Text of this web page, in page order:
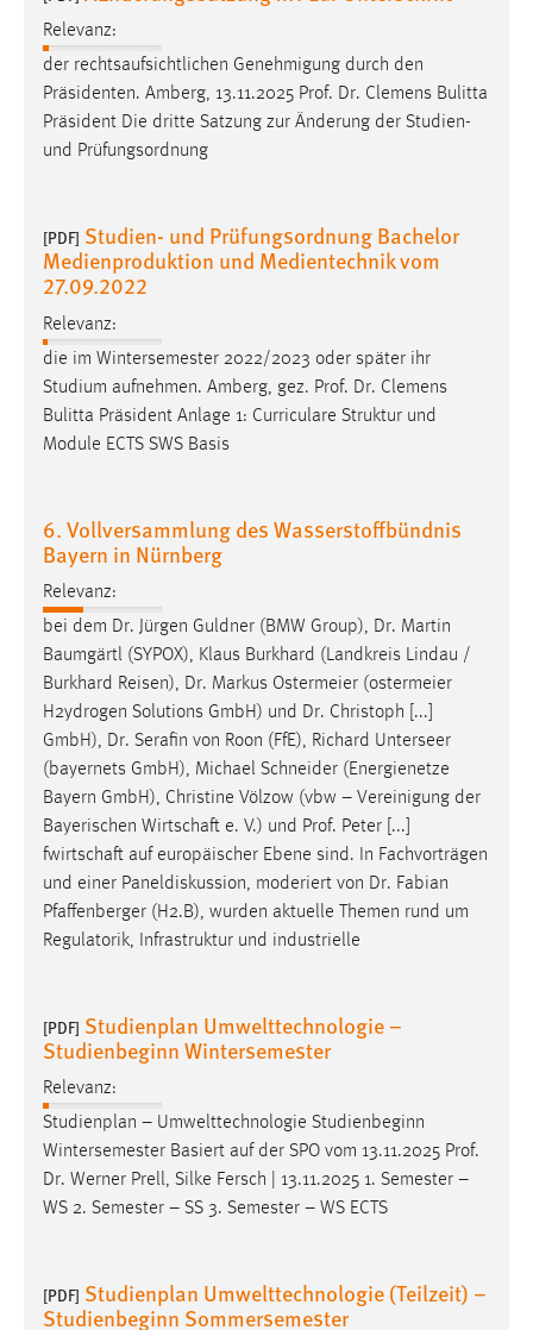
Relevanz:
der rechtsaufsichtlichen Genehmigung durch den
Präsidenten. Amberg, 13.11.2025 Prof. Dr. Clemens Bulitta
Präsident Die dritte Satzung zur Änderung der Studien-
und Prüfungsordnung
[PDF] Studien- und Prüfungsordnung Bachelor
Medienproduktion und Medientechnik vom
27.09.2022
Relevanz:
die im Wintersemester 2022/2023 oder später ihr
Studium aufnehmen. Amberg, gez. Prof. Dr. Clemens
Bulitta Präsident Anlage 1: Curriculare Struktur und
Module ECTS SWS Basis
6. Vollversammlung des Wasserstoffbündnis
Bayern in Nürnberg
Relevanz:
bei dem Dr. Jürgen Guldner (BMW Group), Dr. Martin
Baumgärtl (SYPOX), Klaus Burkhard (Landkreis Lindau /
Burkhard Reisen), Dr. Markus Ostermeier (ostermeier
H2ydrogen Solutions GmbH) und Dr. Christoph [...]
GmbH), Dr. Serafin von Roon (FfE), Richard Unterseer
(bayernets GmbH), Michael Schneider (Energienetze
Bayern GmbH), Christine Völzow (vbw – Vereinigung der
Bayerischen Wirtschaft e. V.) und Prof. Peter [...]
fwirtschaft auf europäischer Ebene sind. In Fachvorträgen
und einer Paneldiskussion, moderiert von Dr. Fabian
Pfaffenberger (H2.B), wurden aktuelle Themen rund um
Regulatorik, Infrastruktur und industrielle
[PDF] Studienplan Umwelttechnologie –
Studienbeginn Wintersemester
Relevanz:
Studienplan – Umwelttechnologie Studienbeginn
Wintersemester Basiert auf der SPO vom 13.11.2025 Prof.
Dr. Werner Prell, Silke Fersch | 13.11.2025 1. Semester –
WS 2. Semester – SS 3. Semester – WS ECTS
[PDF] Studienplan Umwelttechnologie (Teilzeit) –
Studienbeginn Sommersemester